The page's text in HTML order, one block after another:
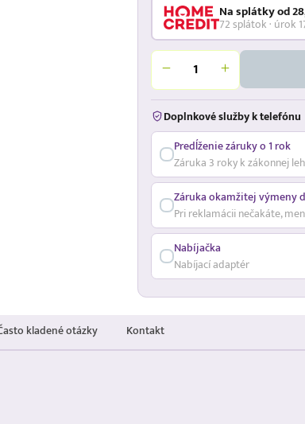
Na splátky od
72 splátok · úrok
Doplnkové služby k telefónu
Predĺženie záruky o 1 rok
Záruka 3 roky k zákonnej
Záruka okamžitej výmeny
Pri reklamácii nečakáte,
Nabíjačka
Nabíjací adaptér
kladené otázky Kontakt